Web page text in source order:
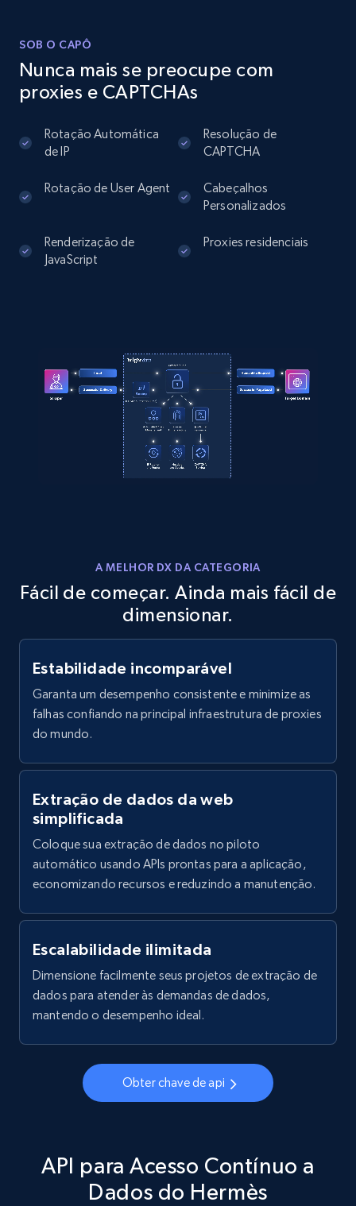
motif (78% cashmere, 22% cotton) - Middle
front fastening with Cl...",
    "country": "FI",
    "currency": "EUR",
    "size": null
  }
SOB O CAPÔ
Nunca mais se preocupe com
proxies e CAPTCHAs
Rotação Automática
de IP
Resolução de
CAPTCHA
Rotação de User Agent
Cabeçalhos
Personalizados
Renderização de
JavaScript
Proxies residenciais
A MELHOR DX DA CATEGORIA
Fácil de começar. Ainda mais fácil de
dimensionar.
Estabilidade incomparável
Garanta um desempenho consistente e minimize as
falhas confiando na principal infraestrutura de proxies
do mundo.
Extração de dados da web
simplificada
Coloque sua extração de dados no piloto
automático usando APIs prontas para a aplicação,
economizando recursos e reduzindo a manutenção.
Escalabilidade ilimitada
Dimensione facilmente seus projetos de extração de
dados para atender às demandas de dados,
mantendo o desempenho ideal.
Obter chave de api
API para Acesso Contínuo a
Dados do Hermès